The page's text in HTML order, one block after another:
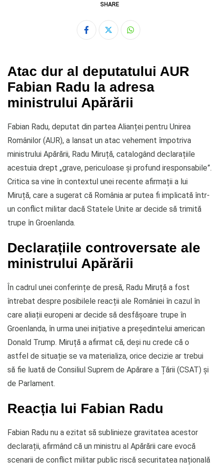
SHARE
Whatsapp
Atac dur al deputatului AUR
Fabian Radu la adresa
ministrului Apărării
Fabian Radu, deputat din partea Alianței pentru Unirea
Românilor (AUR), a lansat un atac vehement împotriva
ministrului Apărării, Radu Miruță, catalogând declarațiile
acestuia drept „grave, periculoase și profund iresponsabile”.
Critica sa vine în contextul unei recente afirmații a lui
Miruță, care a sugerat că România ar putea fi implicată într-
un conflict militar dacă Statele Unite ar decide să trimită
trupe în Groenlanda.
Declarațiile controversate ale
ministrului Apărării
În cadrul unei conferințe de presă, Radu Miruță a fost
întrebat despre posibilele reacții ale României în cazul în
care aliații europeni ar decide să desfășoare trupe în
Groenlanda, în urma unei inițiative a președintelui american
Donald Trump. Miruță a afirmat că, deși nu crede că o
astfel de situație se va materializa, orice decizie ar trebui
să fie luată de Consiliul Suprem de Apărare a Țării (CSAT) și
de Parlament.
Reacția lui Fabian Radu
Fabian Radu nu a ezitat să sublinieze gravitatea acestor
declarații, afirmând că un ministru al Apărării care evocă
scenarii de conflict militar public riscă securitatea națională